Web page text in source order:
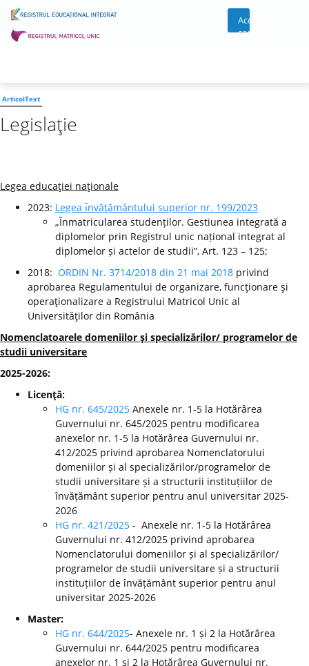
Acces
cont
ArticolText
Legislaţie
Legea educaţiei naţionale
2023: Legea ı̂nvăţământului superior nr. 199/2023
„Înmatricularea studenților. Gestiunea integrată a
diplomelor prin Registrul unic național integrat al
diplomelor și actelor de studii”, Art. 123 – 125;
2018: ORDIN Nr. 3714/2018 din 21 mai 2018 privind
aprobarea Regulamentului de organizare, funcţionare şi
operaţionalizare a Registrului Matricol Unic al
Universităţilor din România
Nomenclatoarele domeniilor şi specializărilor/ programelor de
studii universitare
2025-2026:
Licenţă:
HG nr. 645/2025 Anexele nr. 1-5 la Hotărârea
Guvernului nr. 645/2025 pentru modificarea
anexelor nr. 1-5 la Hotărârea Guvernului nr.
412/2025 privind aprobarea Nomenclatorului
domeniilor și al specializărilor/programelor de
studii universitare și a structurii instituțiilor de
învățământ superior pentru anul universitar 2025-
2026
HG nr. 421/2025 - Anexele nr. 1-5 la Hotărârea
Guvernului nr. 412/2025 privind aprobarea
Nomenclatorului domeniilor și al specializărilor/
programelor de studii universitare și a structurii
instituțiilor de învățământ superior pentru anul
universitar 2025-2026
Master:
HG nr. 644/2025- Anexele nr. 1 și 2 la Hotărârea
Guvernului nr. 644/2025 pentru modificarea
anexelor nr. 1 și 2 la Hotărârea Guvernului nr.